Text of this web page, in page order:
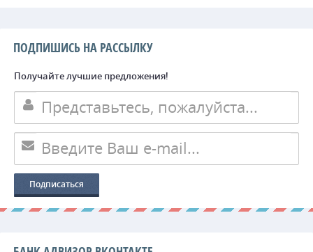
ПОДПИШИСЬ НА РАССЫЛКУ
Получайте лучшие предложения!